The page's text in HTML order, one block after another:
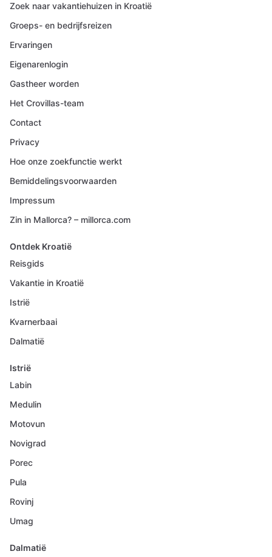
Zoek naar vakantiehuizen in Kroatië
Groeps- en bedrijfsreizen
Ervaringen
Eigenarenlogin
Gastheer worden
Het Crovillas-team
Contact
Privacy
Hoe onze zoekfunctie werkt
Bemiddelingsvoorwaarden
Impressum
Zin in Mallorca? – millorca.com
Ontdek Kroatië
Reisgids
Vakantie in Kroatië
Istrië
Kvarnerbaai
Dalmatië
Istrië
Labin
Medulin
Motovun
Novigrad
Porec
Pula
Rovinj
Umag
Dalmatië